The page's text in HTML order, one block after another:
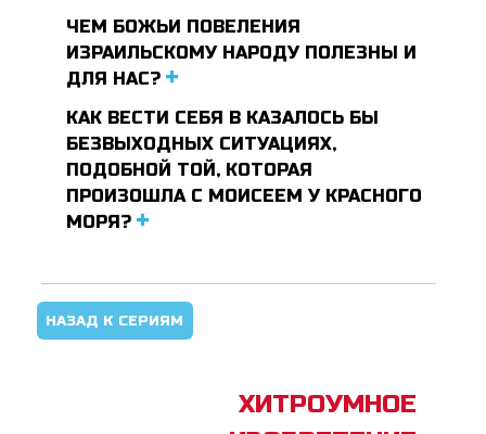
ЧЕМ БОЖЬИ ПОВЕЛЕНИЯ
ИЗРАИЛЬСКОМУ НАРОДУ ПОЛЕЗНЫ И
ДЛЯ НАС?
КАК ВЕСТИ СЕБЯ В КАЗАЛОСЬ БЫ
БЕЗВЫХОДНЫХ СИТУАЦИЯХ,
ПОДОБНОЙ ТОЙ, КОТОРАЯ
ПРОИЗОШЛА С МОИСЕЕМ У КРАСНОГО
МОРЯ?
НАЗАД К СЕРИЯМ
ХИТРОУМНОЕ